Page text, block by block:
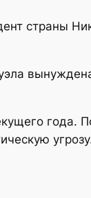
страны
года.